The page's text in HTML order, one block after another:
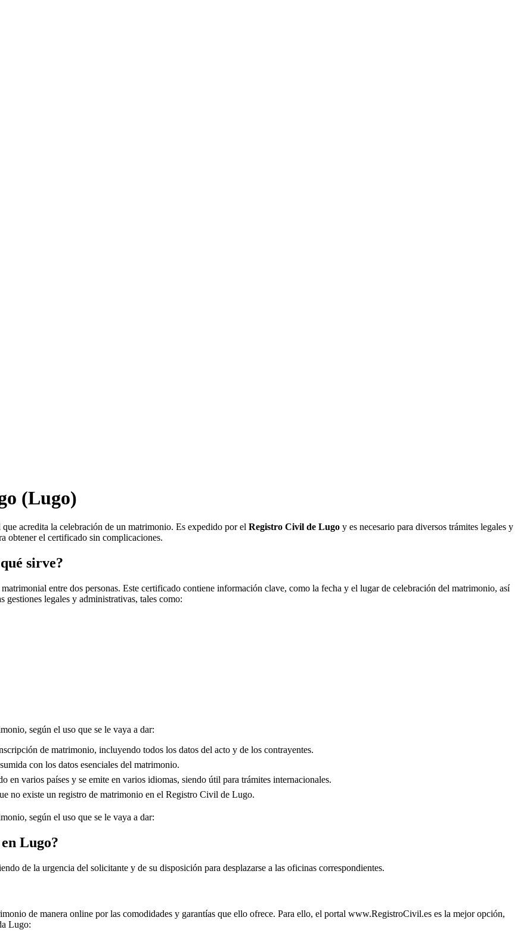
(Lugo)
acredita la celebración de un matrimonio. Es expedido por el Registro Civil de Lugo y es necesario para diversos trámites legales y
obtener el certificado sin complicaciones.
sirve?
entre dos personas. Este certificado contiene información clave, como la fecha y el lugar de celebración del matrimonio, así
gestiones legales y administrativas, tales como:
según el uso que se le vaya a dar:
de matrimonio, incluyendo todos los datos del acto y de los contrayentes.
con los datos esenciales del matrimonio.
en varios países y se emite en varios idiomas, siendo útil para trámites internacionales.
no existe un registro de matrimonio en el Registro Civil de Lugo.
según el uso que se le vaya a dar:
Lugo?
de la urgencia del solicitante y de su disposición para desplazarse a las oficinas correspondientes.
de manera online por las comodidades y garantías que ello ofrece. Para ello, el portal www.RegistroCivil.es es la mejor opción,
Lugo: